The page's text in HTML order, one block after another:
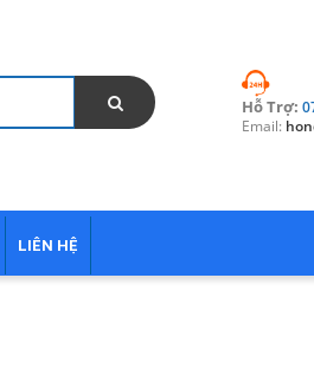
Hỗ Trợ:
Email:
LIÊN HỆ